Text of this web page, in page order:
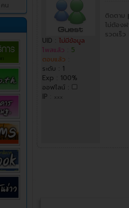
คน
UID : ไม่มีข้อมูล
โพสแล้ว
5
ตอบแล้ว
ระดับ : 1
Exp : 100%
ออฟไลน์ :
IP
ติดตาม
ไม่ต้อง
รวดเร็